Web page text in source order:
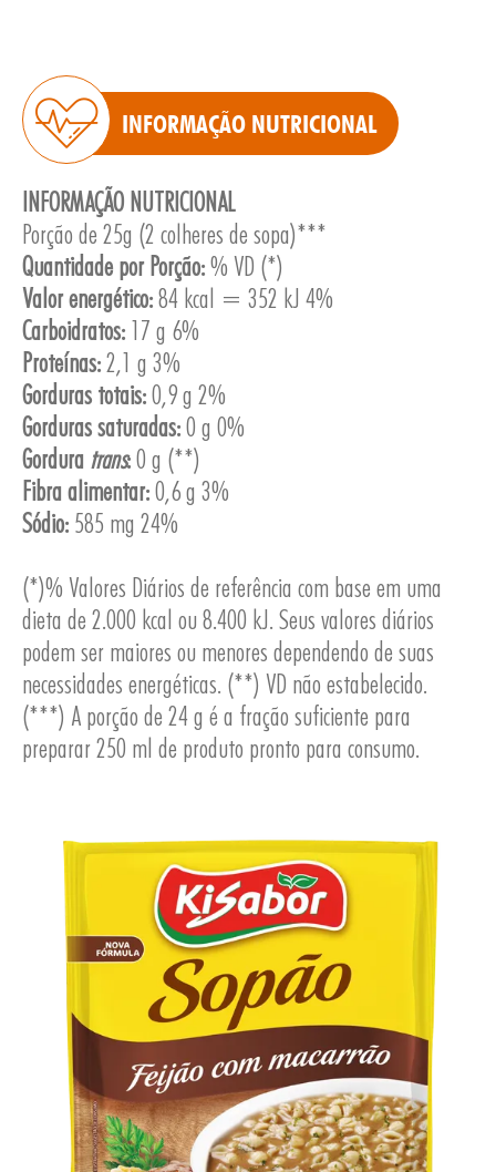
INFORMAÇÃO NUTRICIONAL
INFORMAÇÃO NUTRICIONAL
Porção de 25g (2 colheres de sopa)***
Quantidade por Porção:% VD (*)
Valor energético:84 kcal = 352 kJ 4%
Carboidratos: 17 g 6%
Proteínas:2,1 g 3%
Gorduras totais:0,9 g 2%
Gorduras saturadas:0 g 0%
Gordura trans:0 g (**)
Fibra alimentar:0,6 g 3%
Sódio: 585 mg 24%
(*)% Valores Diários de referência com base em uma
dieta de 2.000 kcal ou 8.400 kJ. Seus valores diários
podem ser maiores ou menores dependendo de suas
necessidades energéticas. (**) VD não estabelecido.
(***) A porção de 24 g é a fração suficiente para
preparar 250 ml de produto pronto para consumo.